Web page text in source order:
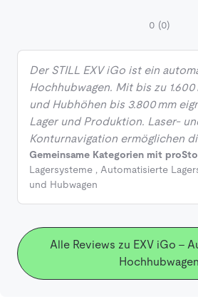
0 (0)
Der STILL EXV iGo ist ein
Hochhubwagen. Mit bis zu 1.600
und Hubhöhen bis 3.800 mm
Lager und Produktion. Laser‑
Konturnavigation ermöglichen
Gemeinsame Kategorien mit
Lagersysteme , Automatisierte
und Hubwagen
Alle Reviews zu EXV iGo -
Hochhubwagen